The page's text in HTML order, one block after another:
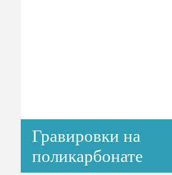
Гравировки на
поликарбонате